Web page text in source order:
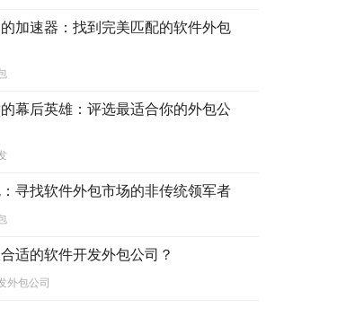
加速器：找到完美匹配的软件外包
幕后英雄：评选最适合你的外包公
寻找软件外包市场的非传统领军者
适的软件开发外包公司？
外包公司